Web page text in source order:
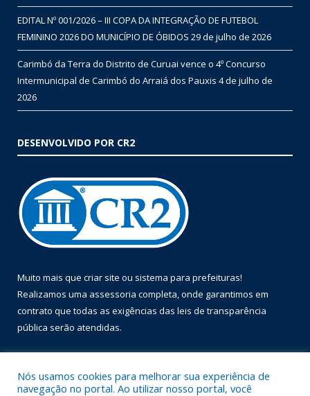
EDITAL Nº 001/2026 – III COPA DA INTEGRAÇÃO DE FUTEBOL
FEMININO 2026 DO MUNICÍPIO DE ÓBIDOS 29 de julho de 2026
Carimbó da Terra do Distrito de Curuai vence o 4º Concurso
Intermunicipal de Carimbó do Arraiá dos Pauxis 4 de julho de
2026
DESENVOLVIDO POR CR2
Muito mais que criar site ou sistema para prefeituras!
Realizamos uma assessoria completa, onde garantimos em
contrato que todas as exigências das leis de transparência
pública serão atendidas.
Nós usamos cookies para melhorar sua experiência de
navegação no portal. Ao utilizar nosso portal, você